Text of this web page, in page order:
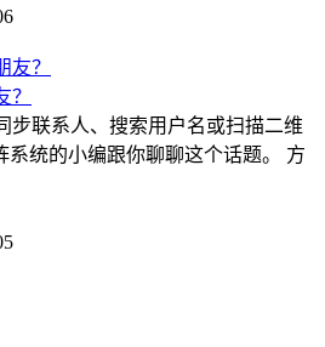
？
步联系人、搜索用户名或扫描二维
系统的小编跟你聊聊这个话题。 方